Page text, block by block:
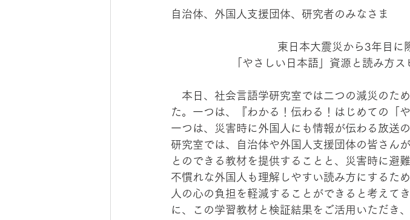
自治体、外国人支援団体、研究者のみなさま
東日本大震災から3年目に
「やさしい日本語」資源と読み方
本日、社会言語学研究室では二つの減災のた
た。一つは、『わかる！伝わる！はじめての「
一つは、災害時に外国人にも情報が伝わる放送
研究室では、自治体や外国人支援団体の皆さん
とのできる教材を提供することと、災害時に避
不慣れな外国人も理解しやすい読み方にするた
人の心の負担を軽減することができると考えて
に、この学習教材と検証結果をご活用いただき